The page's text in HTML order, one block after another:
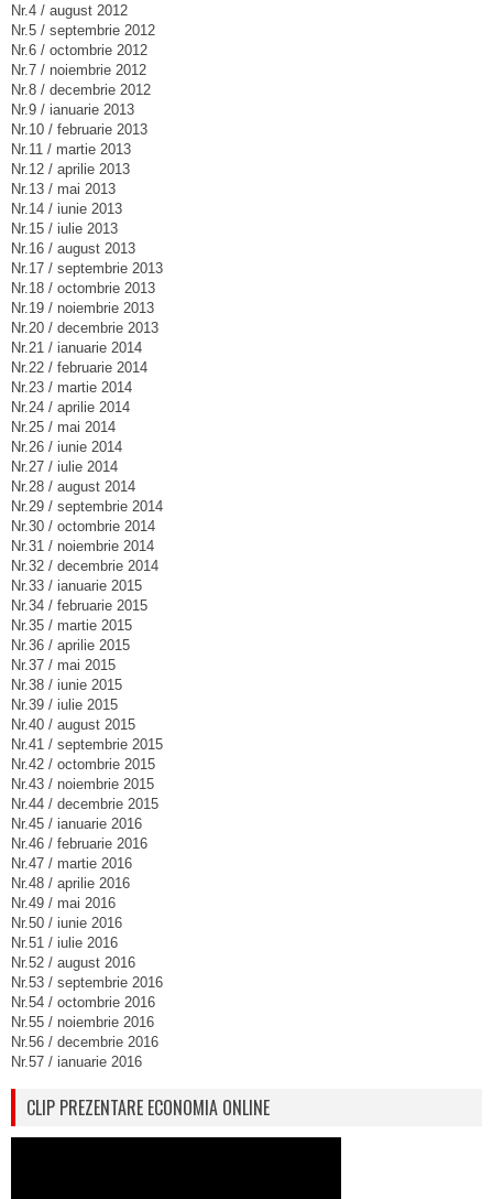
Nr.4 / august 2012
Nr.5 / septembrie 2012
Nr.6 / octombrie 2012
Nr.7 / noiembrie 2012
Nr.8 / decembrie 2012
Nr.9 / ianuarie 2013
Nr.10 / februarie 2013
Nr.11 / martie 2013
Nr.12 / aprilie 2013
Nr.13 / mai 2013
Nr.14 / iunie 2013
Nr.15 / iulie 2013
Nr.16 / august 2013
Nr.17 / septembrie 2013
Nr.18 / octombrie 2013
Nr.19 / noiembrie 2013
Nr.20 / decembrie 2013
Nr.21 / ianuarie 2014
Nr.22 / februarie 2014
Nr.23 / martie 2014
Nr.24 / aprilie 2014
Nr.25 / mai 2014
Nr.26 / iunie 2014
Nr.27 / iulie 2014
Nr.28 / august 2014
Nr.29 / septembrie 2014
Nr.30 / octombrie 2014
Nr.31 / noiembrie 2014
Nr.32 / decembrie 2014
Nr.33 / ianuarie 2015
Nr.34 / februarie 2015
Nr.35 / martie 2015
Nr.36 / aprilie 2015
Nr.37 / mai 2015
Nr.38 / iunie 2015
Nr.39 / iulie 2015
Nr.40 / august 2015
Nr.41 / septembrie 2015
Nr.42 / octombrie 2015
Nr.43 / noiembrie 2015
Nr.44 / decembrie 2015
Nr.45 / ianuarie 2016
Nr.46 / februarie 2016
Nr.47 / martie 2016
Nr.48 / aprilie 2016
Nr.49 / mai 2016
Nr.50 / iunie 2016
Nr.51 / iulie 2016
Nr.52 / august 2016
Nr.53 / septembrie 2016
Nr.54 / octombrie 2016
Nr.55 / noiembrie 2016
Nr.56 / decembrie 2016
Nr.57 / ianuarie 2016
CLIP PREZENTARE ECONOMIA ONLINE